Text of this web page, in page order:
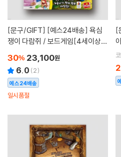
[문구/GIFT]
쟁이 다람쥐 / 보드게임[4세이상,2
30% 23,100원
6.0 (2)
예스24배송
일시품절
[